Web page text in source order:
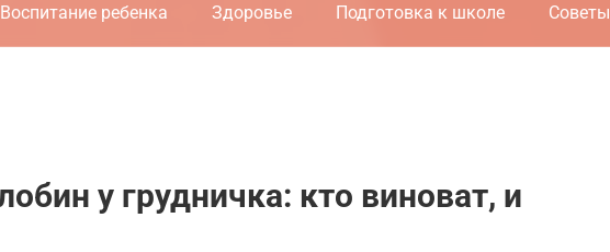
Воспитание ребенка Здоровье Подготовка к школе Советы
у грудничка: кто виноват, и